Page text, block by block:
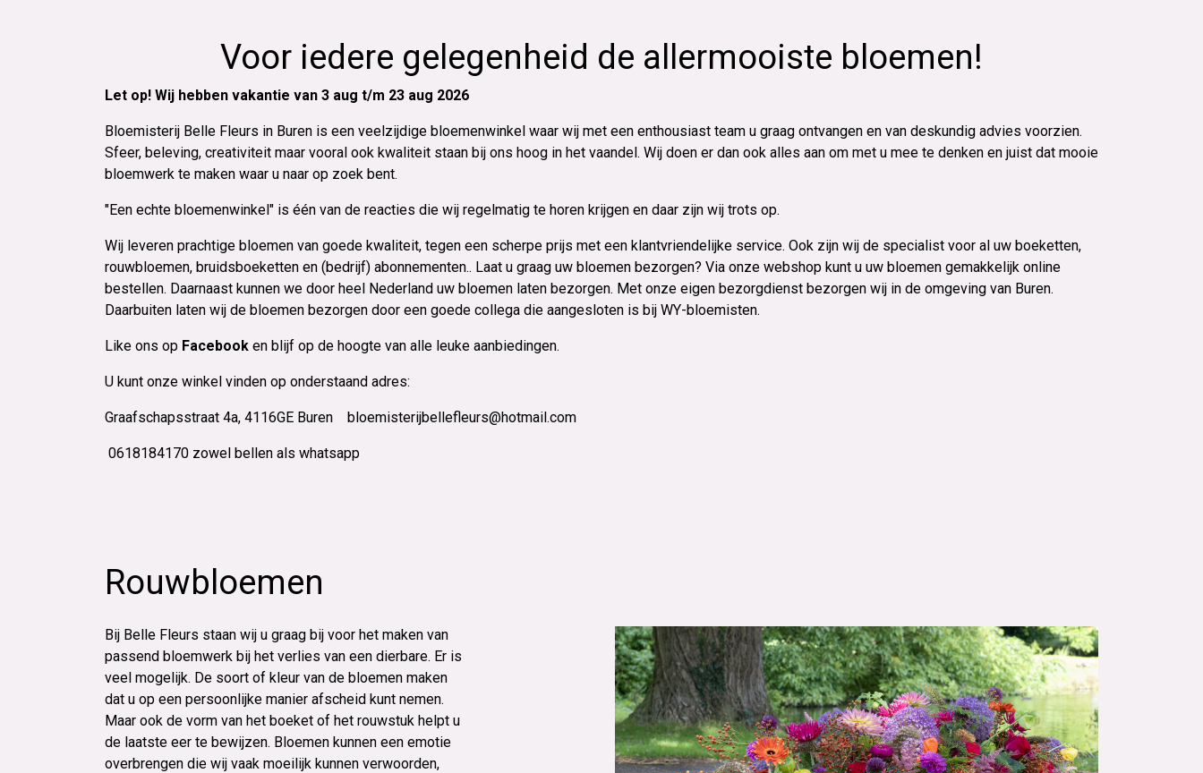
Voor iedere gelegenheid de allermooiste bloemen!
Let op! Wij hebben vakantie van 3 aug t/m 23 aug 2026
Bloemisterij Belle Fleurs in Buren is een veelzijdige bloemenwinkel waar wij met een enthousiast team u graag ontvangen en van deskundig advies voorzien.
Sfeer, beleving, creativiteit maar vooral ook kwaliteit staan bij ons hoog in het vaandel. Wij doen er dan ook alles aan om met u mee te denken en juist dat mooie
bloemwerk te maken waar u naar op zoek bent.
"Een echte bloemenwinkel" is één van de reacties die wij regelmatig te horen krijgen en daar zijn wij trots op.
Wij leveren prachtige bloemen van goede kwaliteit, tegen een scherpe prijs met een klantvriendelijke service. Ook zijn wij de specialist voor al uw boeketten,
rouwbloemen, bruidsboeketten en (bedrijf) abonnementen.. Laat u graag uw bloemen bezorgen? Via onze webshop kunt u uw bloemen gemakkelijk online
bestellen. Daarnaast kunnen we door heel Nederland uw bloemen laten bezorgen. Met onze eigen bezorgdienst bezorgen wij in de omgeving van Buren.
Daarbuiten laten wij de bloemen bezorgen door een goede collega die aangesloten is bij WY-bloemisten.
Like ons op Facebook en blijf op de hoogte van alle leuke aanbiedingen.
U kunt onze winkel vinden op onderstaand adres:
Graafschapsstraat 4a, 4116GE Buren bloemisterijbellefleurs@hotmail.com
0618184170 zowel bellen als whatsapp
Rouwbloemen
Bij Belle Fleurs staan wij u graag bij voor het maken van
passend bloemwerk bij het verlies van een dierbare. Er is
veel mogelijk. De soort of kleur van de bloemen maken
dat u op een persoonlijke manier afscheid kunt nemen.
Maar ook de vorm van het boeket of het rouwstuk helpt u
de laatste eer te bewijzen. Bloemen kunnen een emotie
overbrengen die wij vaak moeilijk kunnen verwoorden,